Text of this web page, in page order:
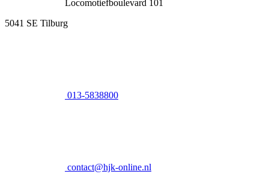
Locomotiefboulevard 101
5041 SE Tilburg
013-5838800
contact@hjk-online.nl